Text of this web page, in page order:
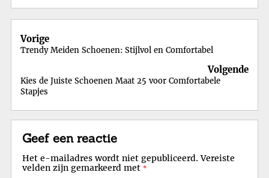
Berichtnavigatie
Vorige
Trendy Meiden Schoenen: Stijlvol en Comfortabel
Volgende
Kies de Juiste Schoenen Maat 25 voor Comfortabele
Stapjes
Geef een reactie
Het e-mailadres wordt niet gepubliceerd. Vereiste
velden zijn gemarkeerd met *